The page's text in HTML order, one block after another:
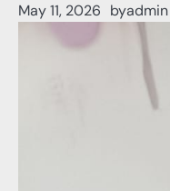
May 11, 2026 byadmin